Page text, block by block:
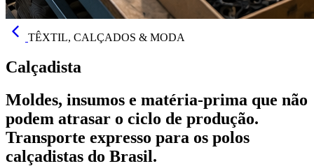
TÊXTIL, CALÇADOS & MODA
Calçadista
Moldes, insumos e matéria-prima que não
podem atrasar o ciclo de produção.
Transporte expresso para os polos
calçadistas do Brasil.